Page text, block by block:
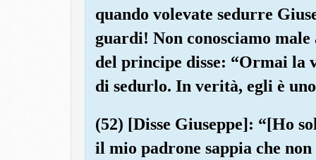
quando volevate sedurre
guardi! Non conosciamo
del principe disse: “Ormai la
di sedurlo. In verità, egli è
(52) [Disse Giuseppe]: “[Ho
il mio padrone sappia che